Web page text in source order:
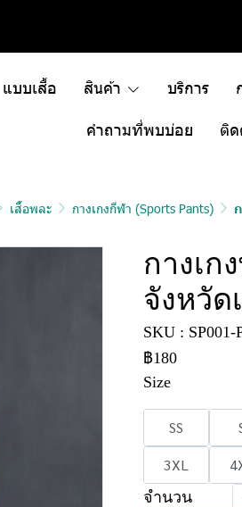
แบบเสื้อ สินค้า บริการ
คำถามที่พบบ่อย ติด
เสื้อพละ กางเกงกีฬา (Sports Pants)
กางเก
จังหวัด
SKU : SP001-
฿180
Size
SS
3XL
จำนวน